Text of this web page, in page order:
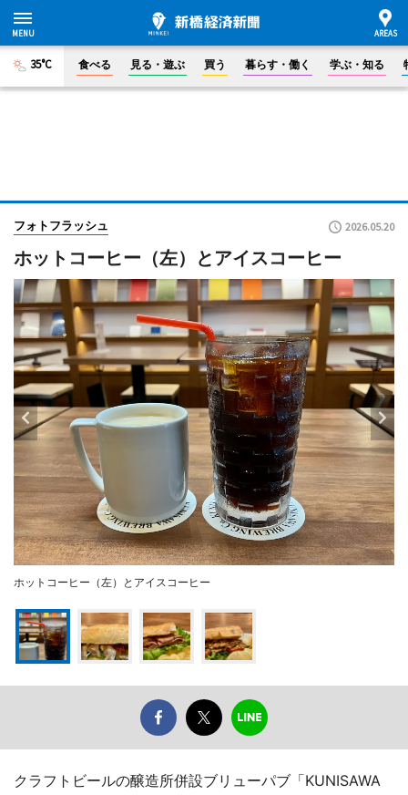
35°C 食べる 見る・遊ぶ 買う 暮らす・働く 学ぶ・知る
フォトフラッシュ 2026.05.20
ホットコーヒー（左）とアイスコーヒー
ホットコーヒー（左）とアイスコーヒー
クラフトビールの醸造所併設ブリューパブ「KUNISAWA